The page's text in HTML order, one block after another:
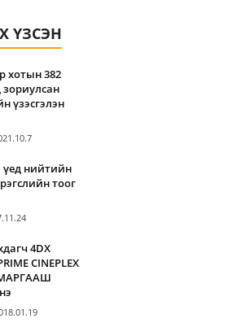
ҮЗСЭН
хотын 382
үзэсгэлэн
нийтийн
тоог
4DX
CINEPLEX